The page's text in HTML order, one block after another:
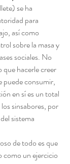
se ha
para
así como
sobre la masa y
sociales. No
hacerle creer
puede consumir,
en sí es un total
sinsabores, por
sistema
de todo es que
como un ejercicio